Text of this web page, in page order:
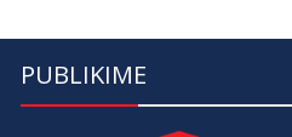
PUBLIKIME